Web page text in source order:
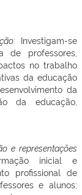
Investigam-se
de professores,
no trabalho
da educação
da
da educação,
e representações
inicial e
profissional de
e alunos;